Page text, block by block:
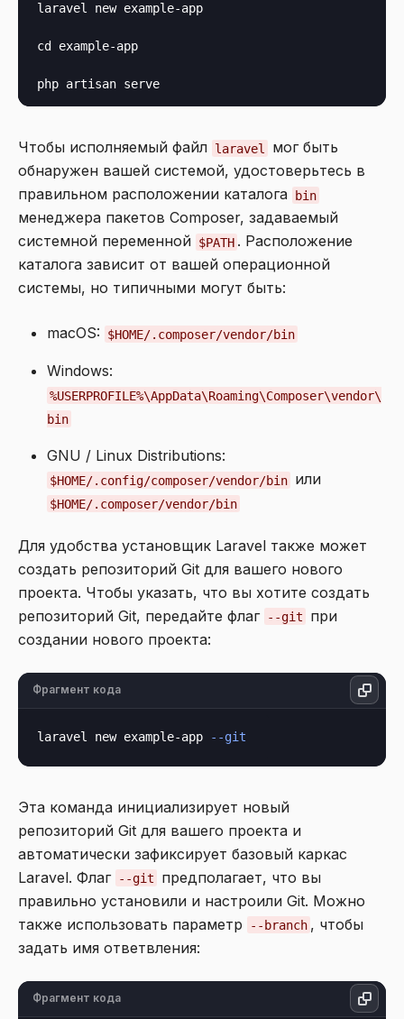
laravel new example-app
cd example-app
Чтобы исполняемый файл laravel
мог быть
обнаружен вашей системой, удостоверьтесь в
правильном расположении каталога bin
менеджера пакетов Composer, задаваемый
системной переменной $PATH . Расположение
каталога зависит от вашей операционной
системы, но типичными могут быть:
macOS: $HOME/.composer/vendor/bin
Windows:
%USERPROFILE%\AppData\Roaming\Composer\vendor\
bin
GNU / Linux Distributions:
$HOME/.config/composer/vendor/bin или
$HOME/.composer/vendor/bin
Для удобства установщик Laravel также может
создать репозиторий Git для вашего нового
проекта. Чтобы указать, что вы хотите создать
репозиторий Git, передайте флаг --git
при
создании нового проекта:
Фрагмент кода
laravel new example-app --git
Эта команда инициализирует новый
репозиторий Git для вашего проекта и
автоматически зафиксирует базовый каркас
Laravel. Флаг --git
предполагает, что вы
правильно установили и настроили Git. Можно
также использовать параметр
--branch , чтобы
задать имя ответвления:
Фрагмент кода